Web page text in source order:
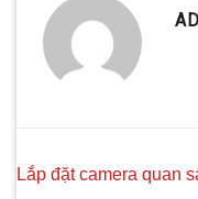
Lắp đặt camera quan